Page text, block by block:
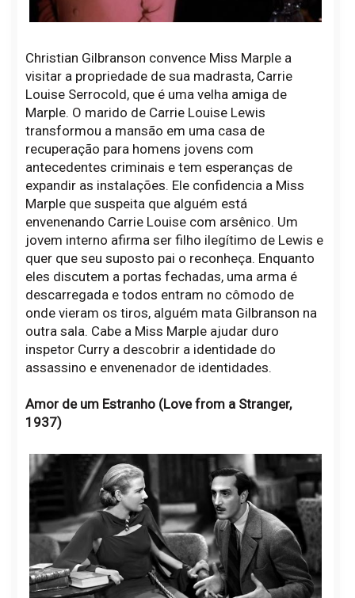
Christian Gilbranson convence Miss Marple a
visitar a propriedade de sua madrasta, Carrie
Louise Serrocold, que é uma velha amiga de
Marple. O marido de Carrie Louise Lewis
transformou a mansão em uma casa de
recuperação para homens jovens com
antecedentes criminais e tem esperanças de
expandir as instalações. Ele confidencia a Miss
Marple que suspeita que alguém está
envenenando Carrie Louise com arsênico. Um
jovem interno afirma ser filho ilegítimo de Lewis e
quer que seu suposto pai o reconheça. Enquanto
eles discutem a portas fechadas, uma arma é
descarregada e todos entram no cômodo de
onde vieram os tiros, alguém mata Gilbranson na
outra sala. Cabe a Miss Marple ajudar duro
inspetor Curry a descobrir a identidade do
assassino e envenenador de identidades.
Amor de um Estranho (Love from a Stranger,
1937)